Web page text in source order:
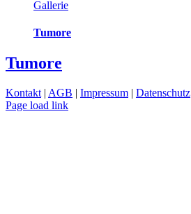
Gallerie
Tumore
Tumore
Kontakt | AGB | Impressum | Datenschutz
Page load link